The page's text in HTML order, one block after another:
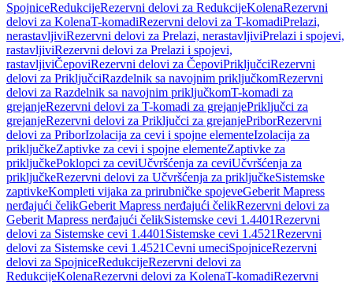
SpojniceRedukcijeRezervni delovi za RedukcijeKolenaRezervni
delovi za KolenaT-komadiRezervni delovi za T-komadiPrelazi,
nerastavljiviRezervni delovi za Prelazi, nerastavljiviPrelazi i spojevi,
rastavljiviRezervni delovi za Prelazi i spojevi,
rastavljiviČepoviRezervni delovi za ČepoviPriključciRezervni
delovi za PriključciRazdelnik sa navojnim priključkomRezervni
delovi za Razdelnik sa navojnim priključkomT-komadi za
grejanjeRezervni delovi za T-komadi za grejanjePriključci za
grejanjeRezervni delovi za Priključci za grejanjePriborRezervni
delovi za PriborIzolacija za cevi i spojne elementeIzolacija za
priključkeZaptivke za cevi i spojne elementeZaptivke za
priključkePoklopci za ceviUčvršćenja za ceviUčvršćenja za
priključkeRezervni delovi za Učvršćenja za priključkeSistemske
zaptivkeKompleti vijaka za prirubničke spojeveGeberit Mapress
nerđajući čelikGeberit Mapress nerđajući čelikRezervni delovi za
Geberit Mapress nerđajući čelikSistemske cevi 1.4401Rezervni
delovi za Sistemske cevi 1.4401 Sistemske cevi 1.4521Rezervni
delovi za Sistemske cevi 1.4521Cevni umeciSpojniceRezervni
delovi za SpojniceRedukcijeRezervni delovi za
RedukcijeKolenaRezervni delovi za KolenaT-komadiRezervni